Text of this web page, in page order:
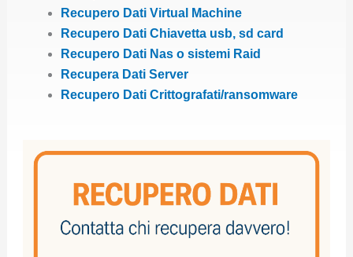
Recupero Dati Virtual Machine
Recupero Dati Chiavetta usb, sd card
Recupero Dati Nas o sistemi Raid
Recupera Dati Server
Recupero Dati Crittografati/ransomware